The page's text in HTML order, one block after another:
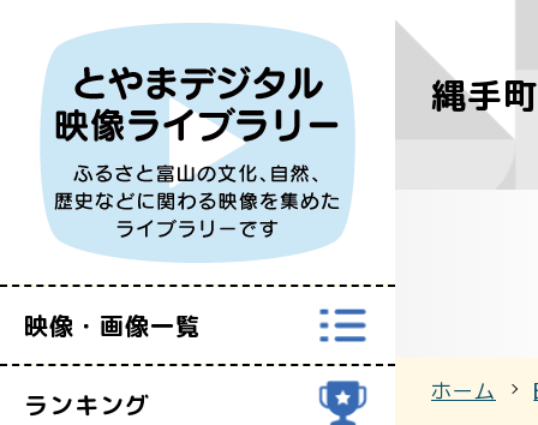
映像・画像一覧
すべての
ランキング
縄手
ホーム